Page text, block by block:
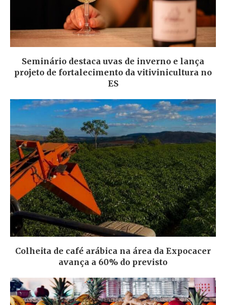
Seminário destaca uvas de inverno e lança
projeto de fortalecimento da vitivinicultura no
ES
Colheita de café arábica na área da Expocacer
avança a 60% do previsto